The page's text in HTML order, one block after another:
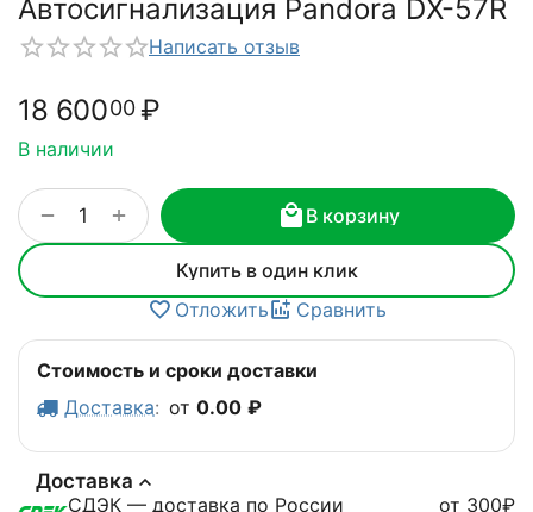
Автосигнализация Pandora DX-57R
Написать отзыв
18 60000 ₽
В наличии
+
− В корзину
Купить в один клик
Отложить
Сравнить
Стоимость и сроки доставки
Доставка: от 0.00 ₽
Доставка
СДЭК — доставка по России
от 300₽